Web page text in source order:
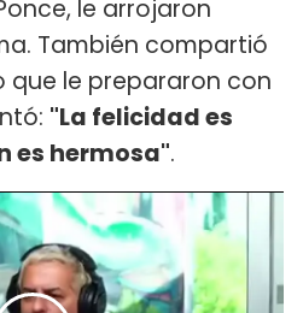
le arrojaron
También compartió
le prepararon con
"La felicidad es
es hermosa".